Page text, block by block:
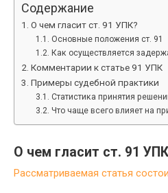
Содержание
О чем гласит ст. 91 УПК?
Основные положения ст. 91
Как осуществляется
Комментарии к статье 91 УПК
Примеры судебной практики
Статистика принятия
Что чаще всего влияет на
О чем гласит ст. 91
Рассматриваемая статья